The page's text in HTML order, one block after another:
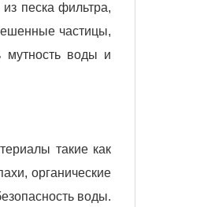
песка фильтра,
частицы,
мутность воды и
такие как
органические
воды.